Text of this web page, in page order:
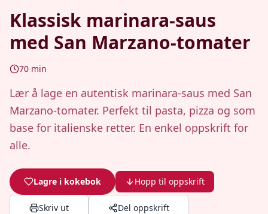
Klassisk marinara-saus
med San Marzano-tomater
70 min
Lær å lage en autentisk marinara-saus med San
Marzano-tomater. Perfekt til pasta, pizza og som
base for italienske retter. En enkel oppskrift for
alle.
Lagre i kokebok Hopp til oppskrift
Skriv ut Del oppskrift